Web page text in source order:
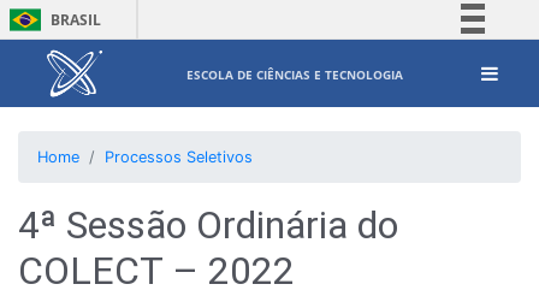
BRASIL
Canais
ESCOLA DE CIÊNCIAS E TECNOLOGIA
Home Processos Seletivos
4ª Sessão Ordinária do
COLECT – 2022